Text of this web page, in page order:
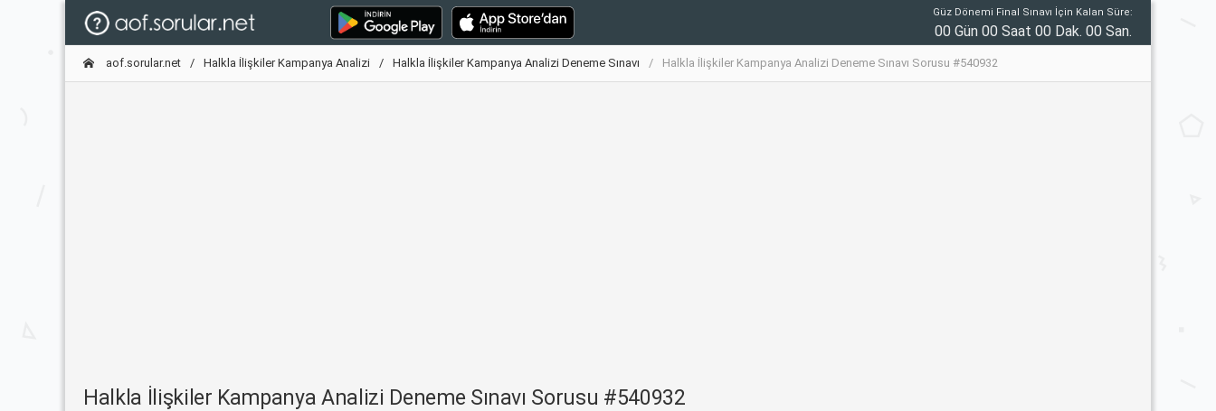
Güz Dönemi Final Sınavı İçin Kalan Süre:
00 Gün 00 Saat 00 Dak. 00 San.
aof.sorular.net Halkla İlişkiler Kampanya Analizi Halkla İlişkiler Kampanya Analizi Deneme Sınavı Halkla İlişkiler Kampanya Analizi Deneme Sınavı Sorusu #540932
Halkla İlişkiler Kampanya Analizi Deneme Sınavı Sorusu #540932